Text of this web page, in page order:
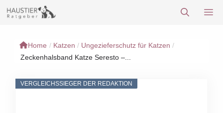
Inhalt
Home / Katzen / Ungezieferschutz für Katzen /
Zeckenhalsband Katze Seresto –...
VERGLEICHSSIEGER DER REDAKTION